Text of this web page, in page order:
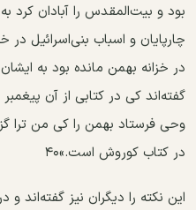
بود و بیت‌المقدس را آبادان کرد
چارپایان و اسباب بنی‌اسرائیل
در خزانه بهمن مانده بود به
گفته‌اند کی در کتابی از آن
وحی فرستاد بهمن را کی من ترا
در کتاب کوروش است.»۴۰
این نکته را دیگران نیز گفته‌اند